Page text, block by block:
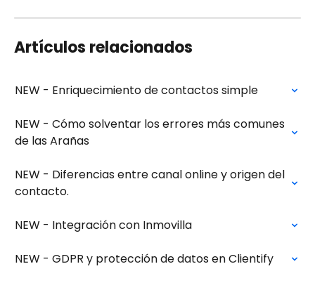
Artículos relacionados
NEW - Enriquecimiento de contactos simple
NEW - Cómo solventar los errores más comunes
de las Arañas
NEW - Diferencias entre canal online y origen del
contacto.
NEW - Integración con Inmovilla
NEW - GDPR y protección de datos en Clientify